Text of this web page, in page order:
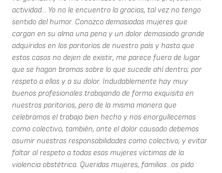
actividad... Yo no le encuentro la gracias, tal vez no tengo
sentido del humor. Conozco demasiadas mujeres que
cargan en su alma una pena y un dolor demasiado grande
adquiridos en los paritorios de nuestro país y hasta que
estos casos no dejen de existir, me parece fuera de lugar
que se hagan bromas sobre lo que sucede ahí dentro; por
respeto a ellas y a su dolor. Indudablemente hay muy
buenos profesionales trabajando de forma exquisita en
nuestros paritorios, pero de la misma manera que
celebramos el trabajo bien hecho y nos enorgullecemos
como colectivo, también, ante el dolor causado debemos
asumir nuestras responsabilidades como colectivo, y evitar
faltar al respeto a todas esas mujeres víctimas de la
violencia obstétrica. Queridas mujeres, familias...os pido